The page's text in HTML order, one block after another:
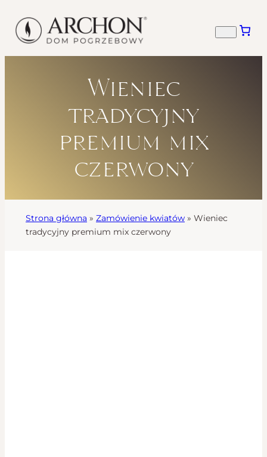
Wieniec
tradycyjny
premium mix
czerwony
Strona główna » Zamówienie kwiatów » Wieniec
tradycyjny premium mix czerwony